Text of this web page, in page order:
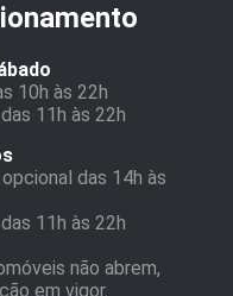
10h às 22h
11h às 22h
das 14h às
11h às 22h
não abrem,
em vigor.